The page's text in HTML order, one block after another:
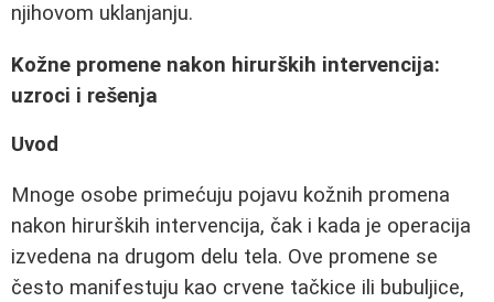
njihovom uklanjanju.
Kožne promene nakon hirurških intervencija:
uzroci i rešenja
Uvod
Mnoge osobe primećuju pojavu kožnih promena
nakon hirurških intervencija, čak i kada je operacija
izvedena na drugom delu tela. Ove promene se
često manifestuju kao crvene tačkice ili bubuljice,